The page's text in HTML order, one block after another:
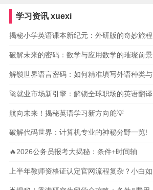
学习资讯 xuexi
揭秘小学英语课本新纪元：外研版的奇妙旅程
破解未来的密码：数学与应用数学的璀璨前景
解锁世界语言密码：如何精准填写外语种类与
🚀就业市场新引擎：解锁全球职场的英语翻译
航向未来！揭秘英语学习新方向舵💡
破解代码世界：计算机专业的神秘分野一览!
🔥2026公务员报考大揭秘：条件+时间轴
上半年教师资格证认定官网流程复杂？小白如